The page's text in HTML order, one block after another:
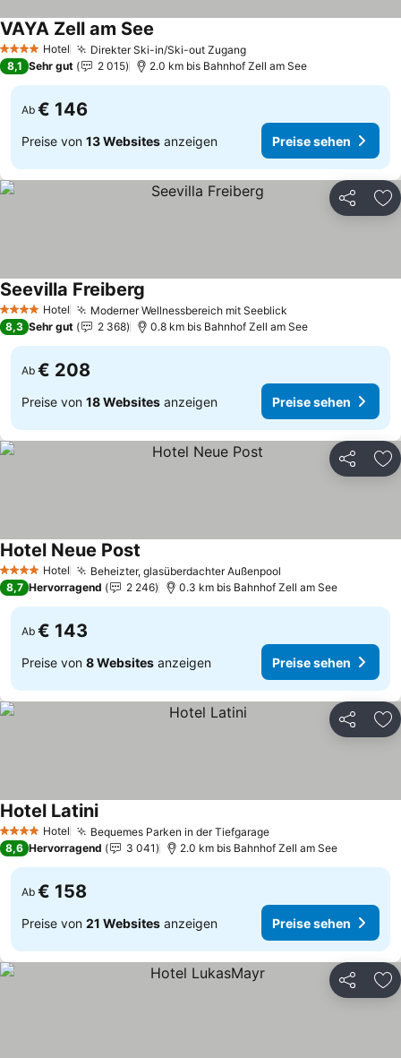
4 Sterne Hotel Direkter Ski-in/Ski-out Zugang
VAYA Zell am See
8,1 Sehr gut 2 015 2.0 km bis Bahnhof Zell am See
Ab € 146
Preise von 13 Websites anzeigen Preise sehen
Teilen
4 Sterne Hotel Moderner Wellnessbereich mit Seeblick
Seevilla Freiberg
8,3 Sehr gut 2 368 0.8 km bis Bahnhof Zell am See
Ab € 208
Preise von 18 Websites anzeigen Preise sehen
Teilen
4 Sterne Hotel Beheizter, glasüberdachter Außenpool
Hotel Neue Post
8,7 Hervorragend 2 246 0.3 km bis Bahnhof Zell am See
Ab € 143
Preise von 8 Websites anzeigen Preise sehen
Teilen
4 Sterne Hotel Bequemes Parken in der Tiefgarage
Hotel Latini
8,6 Hervorragend 3 041 2.0 km bis Bahnhof Zell am See
Ab € 158
Preise von 21 Websites anzeigen Preise sehen
Teilen